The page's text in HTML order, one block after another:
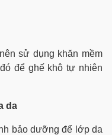
sử dụng khăn mềm
để ghế khô tự nhiên
da
bảo dưỡng để lớp da